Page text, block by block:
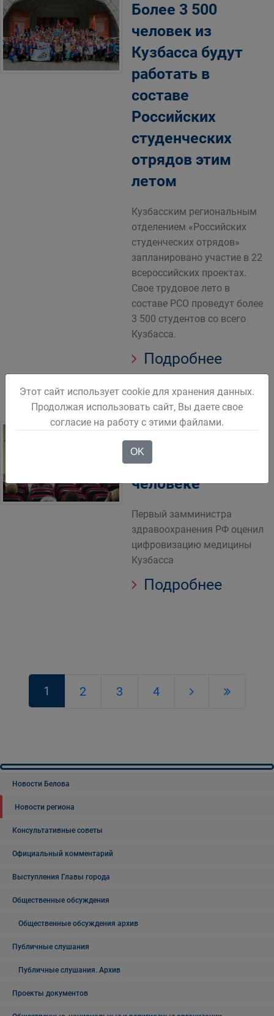
Более 3 500
человек из
Кузбасса будут
работать в
составе
Российских
студенческих
отрядов этим
летом
Кузбасским региональным
отделением «Российских
студенческих отрядов»
запланировано участие в 22
всероссийских проектах.
Свое трудовое лето в
составе РСО проведут более
3 500 студентов со всего
Кузбасса.
Подробнее
Главная задача —
это забота о
человеке
Первый замминистра
здравоохранения РФ оценил
цифровизацию медицины
Кузбасса
Подробнее
1 2 3 4
Новости Белова
Новости региона
Консультативные советы
Официальный комментарий
Выступления Главы города
Общественные обсуждения
Общественные обсуждения архив
Публичные слушания
Публичные слушания. Архив
Проекты документов
Этот сайт использует cookie для хранения данных.
Продолжая использовать сайт, Вы даете свое
согласие на работу с этими файлами.
OK